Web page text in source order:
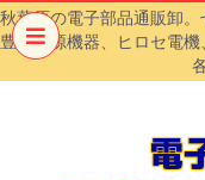
秋葉原の電子部品通販卸。
豊澄電源機器、ヒロセ電
電